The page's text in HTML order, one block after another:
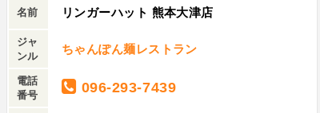
名前 リンガーハット 熊本大津店
ジャ
ンル
ちゃんぽん麺レストラン
電話
番号
096-293-7439